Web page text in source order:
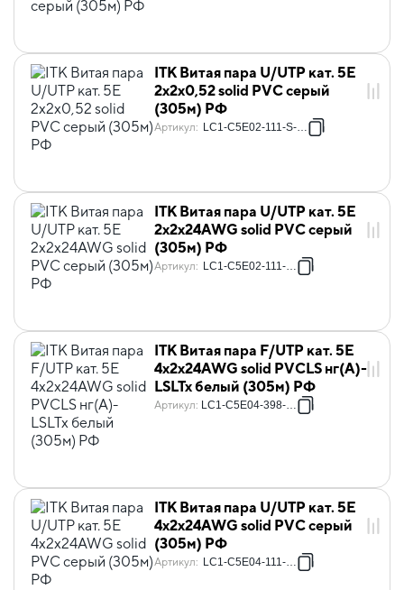
ITK Витая пара U/UTP кат. 5E
2х2х0,52 solid PVC серый
(305м) РФ
Артикул: LC1-C5E02-111-S-P-R
ITK Витая пара U/UTP кат. 5E
2х2х24AWG solid PVC серый
(305м) РФ
Артикул: LC1-C5E02-111-S-R
ITK Витая пара F/UTP кат. 5E
4х2х24AWG solid PVCLS нг(А)-
LSLTx белый (305м) РФ
Артикул: LC1-C5E04-398-S-R
ITK Витая пара U/UTP кат. 5E
4х2х24AWG solid PVC серый
(305м) РФ
Артикул: LC1-C5E04-111-S-R